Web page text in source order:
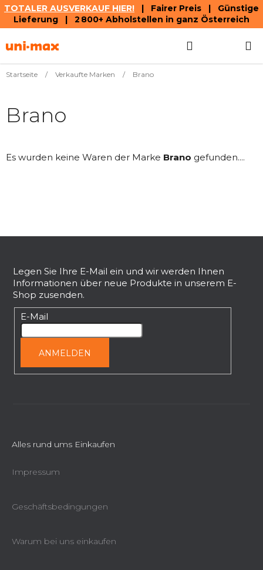
TOTALER AUSVERKAUF HIER! | Fairer Preis | Günstige
Lieferung | 2 800+ Abholstellen in ganz Österreich
Inhalt
Startseite / Verkaufte Marken / Brano
Brano
Es wurden keine Waren der Marke Brano gefunden....
Legen Sie Ihre E-Mail ein und wir werden Ihnen
Informationen über neue Produkte in unserem E-
Shop zusenden.
E-Mail
ANMELDEN
Alles rund ums Einkaufen
Impressum
Geschäftsbedingungen
Warum bei uns einkaufen